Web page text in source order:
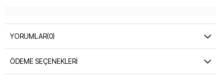
YORUMLAR(0)
ÖDEME SEÇENEKLERI